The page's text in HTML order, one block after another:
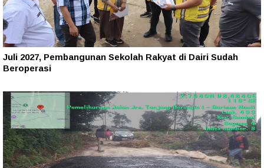
Juli 2027, Pembangunan Sekolah Rakyat di Dairi Sudah
Beroperasi